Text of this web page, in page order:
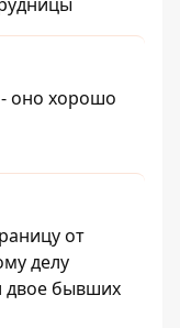
оно хорошо
от
делу
двое бывших